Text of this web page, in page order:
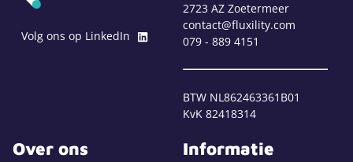
Volg ons op LinkedIn
2723 AZ Zoetermeer
contact@fluxility.com
079 - 889 4151
BTW NL862463361B01
KvK 82418314
Over ons Informatie